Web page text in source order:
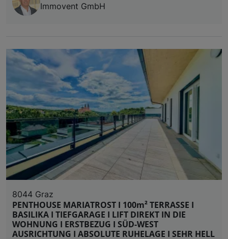
Immovent GmbH
8044 Graz
PENTHOUSE MARIATROST I 100m² TERRASSE I
BASILIKA I TIEFGARAGE I LIFT DIREKT IN DIE
WOHNUNG I ERSTBEZUG I SÜD-WEST
AUSRICHTUNG I ABSOLUTE RUHELAGE I SEHR HELL